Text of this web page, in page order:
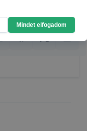
Mindet elfogadom